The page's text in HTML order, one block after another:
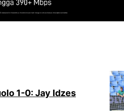
1-0: Jay Idzes